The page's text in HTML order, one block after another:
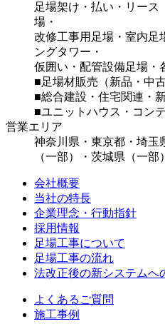
足場架け・払い・リース
場・
改修工事用足場・室内足
ングタワー・
仮囲い・配管設備足場・
■足場材販売（新品・中
■総合建設・住宅関連・
■ユニットハウス・コン
営業エリア
神奈川県・東京都・埼玉
（一部）・茨城県（一部）
会社概要
当社の特長
企業理念・行動指針
採用情報
足場工事について
足場工事の流れ
法改正後の新システムへ
よくあるご質問
施工事例